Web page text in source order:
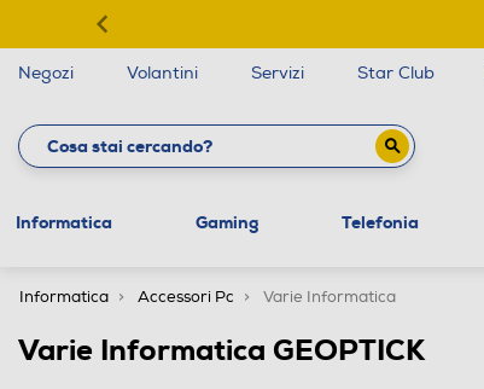
Negozi Volantini Servizi Star Club
Informatica Gaming Telefonia
Informatica Accessori Pc Varie Informatica
Varie Informatica GEOPTICK